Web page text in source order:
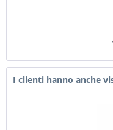
I clienti hanno anche